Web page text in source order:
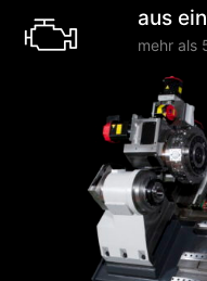
aus
mehr als